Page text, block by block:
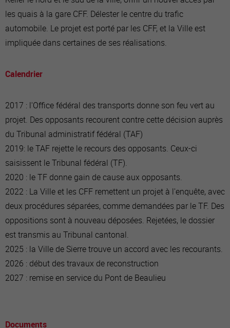
les quais à la gare CFF. Délester le centre du trafic
automobile. Le projet est porté par les CFF, et la Ville est
impliquée dans certaines de ses réalisations.
Calendrier
2017 : l'Office fédéral des transports donne son feu vert au
projet. Des opposants recourent contre cette décision auprès
du Tribunal administratif fédéral (TAF)
2019: le TAF rejette le recours des opposants. Ceux-ci
saisissent le Tribunal fédéral (TF).
2020 : le TF donne gain de cause aux opposants.
2022 : La Ville et les CFF remettent un projet à l'enquête, avec
deux procédures séparées, comme demandées par le TF. Des
oppositions sont à nouveau déposées. Rejetées, le dossier
est transmis au Tribunal cantonal.
2025 : la Ville de Sierre trouve un accord avec les recourants.
2026 : début des travaux de reconstruction
2027 : remise en service du Pont de Beaulieu
Documents